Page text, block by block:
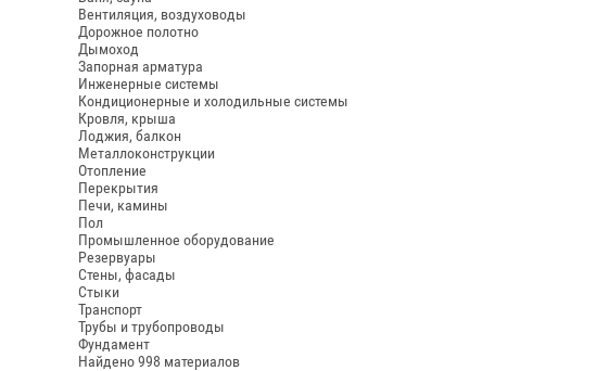
Вентиляция, воздуховоды
Дорожное полотно
Дымоход
Запорная арматура
Инженерные системы
Кондиционерные и холодильные системы
Кровля, крыша
Лоджия, балкон
Металлоконструкции
Отопление
Перекрытия
Печи, камины
Пол
Промышленное оборудование
Резервуары
Стены, фасады
Стыки
Транспорт
Трубы и трубопроводы
Фундамент
Найдено 998 материалов